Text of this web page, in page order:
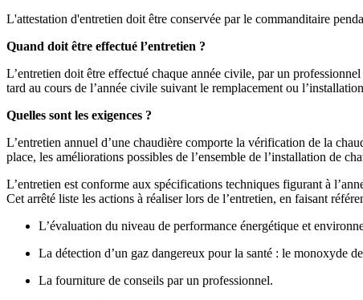
L'attestation d'entretien doit être conservée par le commanditaire
Quand doit être effectué l’entretien ?
L’entretien doit être effectué chaque année civile, par un
tard au cours de l’année civile suivant le remplacement ou
Quelles sont les exigences ?
L’entretien annuel d’une chaudière comporte la vérification de la
place, les améliorations possibles de l’ensemble de l’installation de
L’entretien est conforme aux spécifications techniques figurant à
Cet arrêté liste les actions à réaliser lors de l’entretien, en faisant
L’évaluation du niveau de performance énergétique et
La détection d’un gaz dangereux pour la santé : le monoxyde
La fourniture de conseils par un professionnel.